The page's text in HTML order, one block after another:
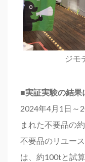
ジモ
■実証実験の結果
2024年4月1日～
まれた不要品の
不要品のリユー
は、約100tと試